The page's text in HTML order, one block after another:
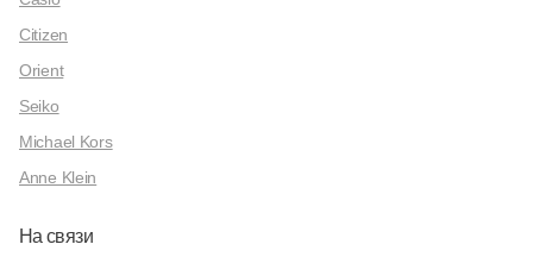
Citizen
Orient
Seiko
Michael Kors
Anne Klein
На связи